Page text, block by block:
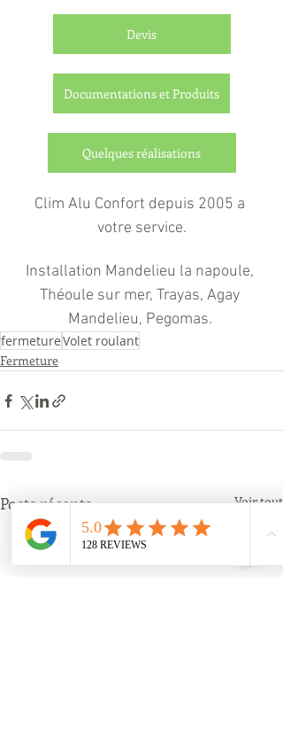
Devis
Documentations et Produits
Quelques réalisations
Clim Alu Confort depuis 2005 a
votre service.
Installation Mandelieu la napoule,
Théoule sur mer, Trayas, Agay
Mandelieu, Pegomas.
fermetureVolet roulant
Fermeture
Posts récents Voir tout